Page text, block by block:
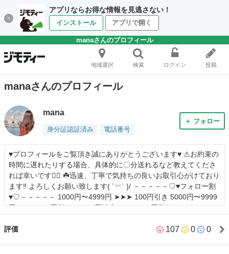
アプリならお得な情報を見逃さない！
インストール アプリで開く
manaさんのプロフィール
地域選択 検索 ログイン 投稿
manaさんのプロフィール
mana
身分証認証済み 電話番号
＋ フォロー
♥️プロフィールをご覧頂き誠にありがとうございます♥️ ⚠︎︎お約束の
時間に遅れたりする場合、具体的に〇分送れるなど教えてくださ
れば幸いです🙇‍♀️ ☘️迅速、丁寧で気持ちの良いお取引心がけており
ます‼️ よろしくお願い致します( ´﹀` )/ －－－－－♡♥フォロー割
♥♡－－－－－ 1000円〜4999円 ➤➤➤ 100円引き 5000円〜9999
円 ➤➤➤ 200円引き 10000円以上 ➤➤➤ 300円引き フォローして
前に「フォロー割希望と」コメントお願い致します⭐️
評価 107 0 0